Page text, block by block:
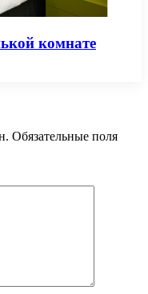
комнате
Обязательные поля